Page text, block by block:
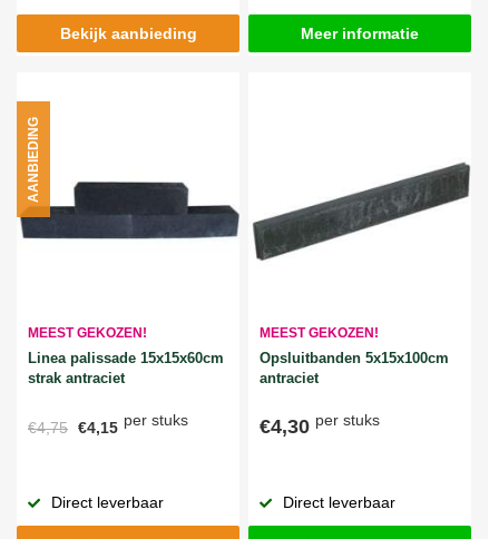
Bekijk aanbieding Meer informatie
MEEST GEKOZEN!
Linea palissade 15x15x60cm
strak antraciet
€4,75 €4,15 per stuks
AANBIEDING
Direct leverbaar
MEEST GEKOZEN!
Opsluitbanden 5x15x100cm
antraciet
€4,30 per stuks
Direct leverbaar